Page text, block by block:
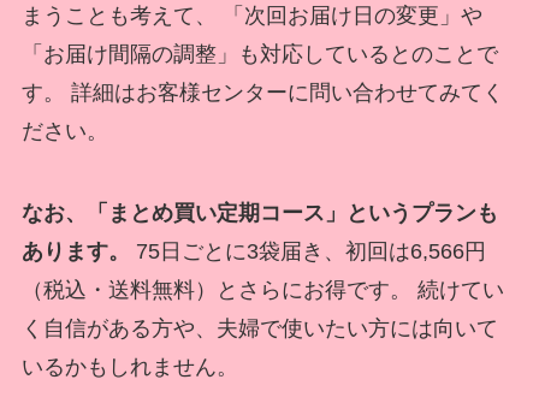
まうことも考えて、 「次回お届け日の変更」や
「お届け間隔の調整」も対応しているとのことで
す。 詳細はお客様センターに問い合わせてみてく
ださい。
なお、「まとめ買い定期コース」というプランも
あります。
75日ごとに3袋届き、初回は6,566円
（税込・送料無料）とさらにお得です。 続けてい
く自信がある方や、夫婦で使いたい方には向いて
いるかもしれません。